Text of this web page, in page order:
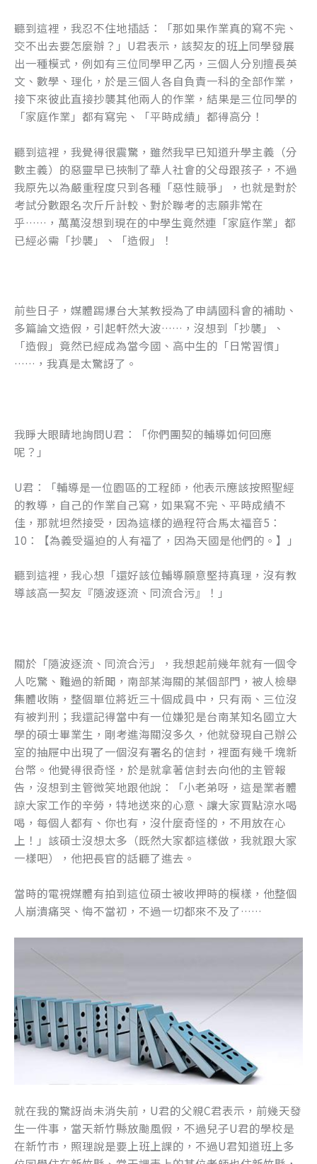
聽到這裡，我忍不住地插話：「那如果作業真的寫不完、
交不出去要怎麼辦？」U君表示，該契友的班上同學發展
出一種模式，例如有三位同學甲乙丙，三個人分別擅長英
文、數學、理化，於是三個人各自負責一科的全部作業，
接下來彼此直接抄襲其他兩人的作業，結果是三位同學的
「家庭作業」都有寫完、「平時成績」都得高分！
聽到這裡，我覺得很震驚，雖然我早已知道升學主義（分
數主義）的惡靈早已挾制了華人社會的父母跟孩子，不過
我原先以為嚴重程度只到各種「惡性競爭」，也就是對於
考試分數跟名次斤斤計較、對於聯考的志願非常在
乎……，萬萬沒想到現在的中學生竟然連「家庭作業」都
已經必需「抄襲」、「造假」！
前些日子，媒體踢爆台大某教授為了申請國科會的補助、
多篇論文造假，引起軒然大波……，沒想到「抄襲」、
「造假」竟然已經成為當今國、高中生的「日常習慣」
……，我真是太驚訝了。
我睜大眼睛地詢問U君：「你們團契的輔導如何回應
呢？」
U君：「輔導是一位園區的工程師，他表示應該按照聖經
的教導，自己的作業自己寫，如果寫不完、平時成績不
佳，那就坦然接受，因為這樣的過程符合馬太福音5：
10：【為義受逼迫的人有福了，因為天國是他們的。】」
聽到這裡，我心想「還好該位輔導願意堅持真理，沒有教
導該高一契友『隨波逐流、同流合污』！」
關於「隨波逐流、同流合污」，我想起前幾年就有一個令
人吃驚、難過的新聞，南部某海關的某個部門，被人檢舉
集體收賄，整個單位將近三十個成員中，只有兩、三位沒
有被判刑；我還記得當中有一位嫌犯是台南某知名國立大
學的碩士畢業生，剛考進海關沒多久，他就發現自己辦公
室的抽屜中出現了一個沒有署名的信封，裡面有幾千塊新
台幣。他覺得很奇怪，於是就拿著信封去向他的主管報
告，沒想到主管微笑地跟他說：「小老弟呀，這是業者體
諒大家工作的辛勞，特地送來的心意、讓大家買點涼水喝
喝，每個人都有、你也有，沒什麼奇怪的，不用放在心
上！」該碩士沒想太多（既然大家都這樣做，我就跟大家
一樣吧），他把長官的話聽了進去。
當時的電視媒體有拍到這位碩士被收押時的模樣，他整個
人崩潰痛哭、悔不當初，不過一切都來不及了……
就在我的驚訝尚未消失前，U君的父親C君表示，前幾天發
生一件事，當天新竹縣放颱風假，不過兒子U君的學校是
在新竹市，照理說是要上班上課的，不過U君知道班上多